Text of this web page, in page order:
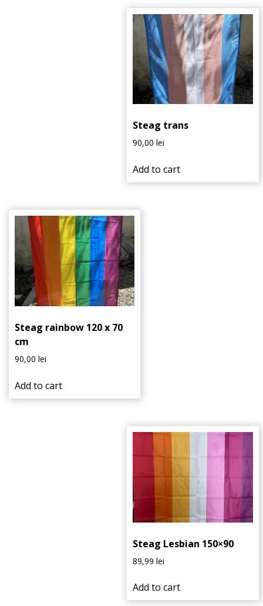
Steag trans
90,00lei
Add to cart
Steag rainbow 120 x 70
cm
90,00 lei
Add to cart
Steag Lesbian 150×90
89,99lei
Add to cart